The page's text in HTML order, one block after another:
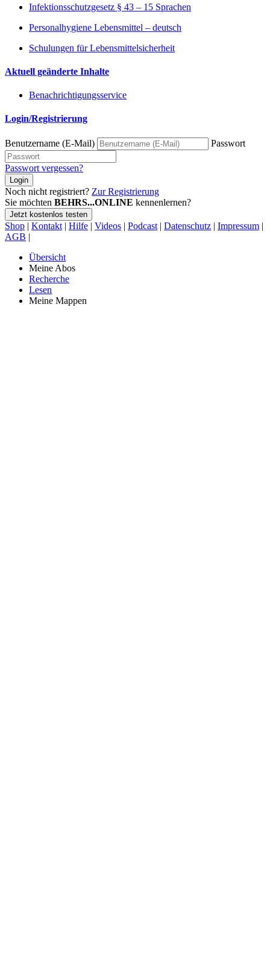
Infektionsschutzgesetz § 43 – 15 Sprachen
Personalhygiene Lebensmittel – deutsch
Schulungen für Lebensmittelsicherheit
Aktuell geänderte Inhalte
Benachrichtigungsservice
Login/Registrierung
Benutzername (E-Mail) Passwort
Passwort vergessen?
Login
Noch nicht registriert? Zur Registrierung
Sie möchten BEHRS...ONLINE kennenlernen?
Jetzt kostenlos testen
Shop | Kontakt | Hilfe | Videos | Podcast | Datenschutz | Impressum |
AGB |
Übersicht
Meine Abos
Recherche
Lesen
Meine Mappen